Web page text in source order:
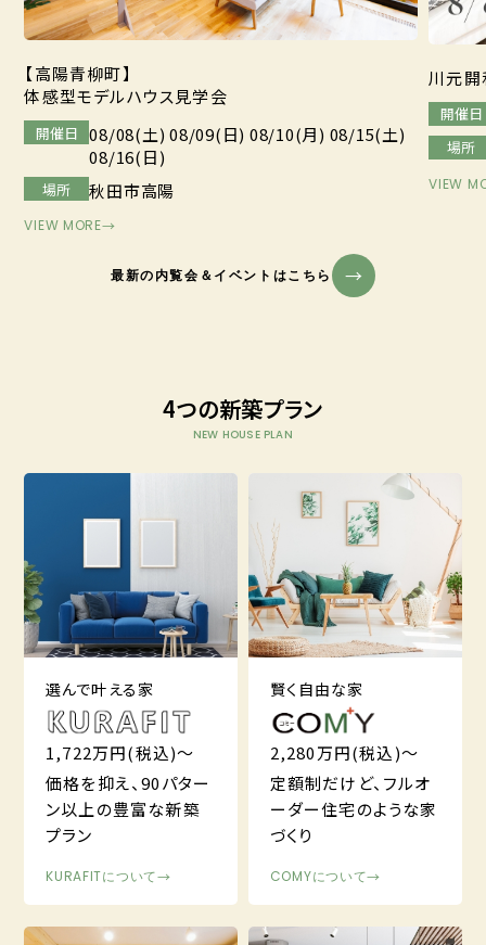
【高陽青柳町】
体感型モデルハウス見学会
開催日
08/08(土) 08/09(日) 08/10(月) 08/15(土)
08/16(日)
場所 秋田市高陽
VIEW MORE→
川元
開催日
場所
VIEW
最新の内覧会＆イベントはこちら
4つの新築プラン
NEW HOUSE PLAN
選んで叶える家
1,722万円(税込)～
価格を抑え、90パター
ン以上の豊富な新築
プラン
KURAFITについて→
賢く自由な家
2,280万円(税込)～
定額制だけど、フルオ
ーダー住宅のような家
づくり
COMYについて→